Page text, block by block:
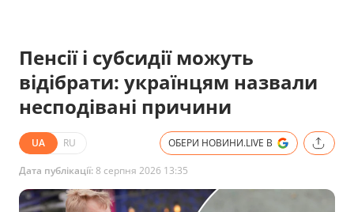
Пенсії і субсидії можуть
відібрати: українцям назвали
несподівані причини
UA RU ОБЕРИ НОВИНИ.LIVE В
Дата публікації:8 серпня 2026 13:35